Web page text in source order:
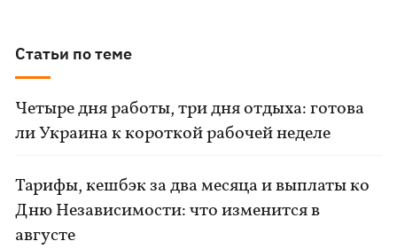
Статьи по теме
Четыре дня работы, три дня отдыха: готова
ли Украина к короткой рабочей неделе
Тарифы, кешбэк за два месяца и выплаты ко
Дню Независимости: что изменится в
августе